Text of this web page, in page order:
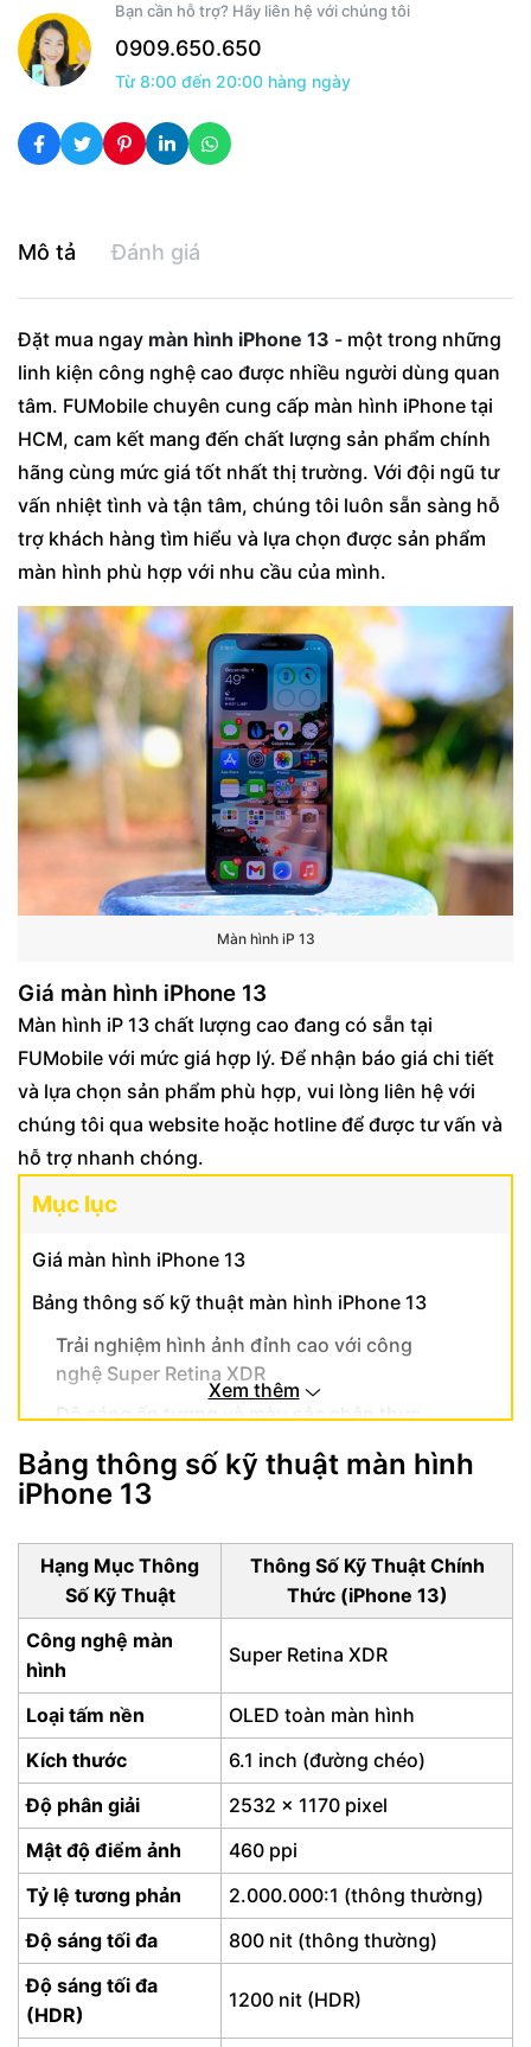
Bạn cần hỗ trợ? Hãy liên hệ với chúng tôi
0909.650.650
Từ 8:00 đến 20:00 hàng ngày
Mô tả Đánh giá
Đặt mua ngay màn hình iPhone 13 - một trong những
linh kiện công nghệ cao được nhiều người dùng quan
tâm. FUMobile chuyên cung cấp màn hình iPhone tại
HCM, cam kết mang đến chất lượng sản phẩm chính
hãng cùng mức giá tốt nhất thị trường. Với đội ngũ tư
vấn nhiệt tình và tận tâm, chúng tôi luôn sẵn sàng hỗ
trợ khách hàng tìm hiểu và lựa chọn được sản phẩm
màn hình phù hợp với nhu cầu của mình.
Màn hình iP 13
Giá màn hình iPhone 13
Màn hình iP 13 chất lượng cao đang có sẵn tại
FUMobile với mức giá hợp lý. Để nhận báo giá chi tiết
và lựa chọn sản phẩm phù hợp, vui lòng liên hệ với
chúng tôi qua website hoặc hotline để được tư vấn và
hỗ trợ nhanh chóng.
Mục lục
Giá màn hình iPhone 13
Bảng thông số kỹ thuật màn hình iPhone 13
Trải nghiệm hình ảnh đỉnh cao với công
nghệ Super Retina XDR
Độ sáng ấn tượng và màu sắc chân thực
Độ bền vượt trội và tương tác mượt mà của
màn hình iPhone 13
Xem thêm
Bảng thông số kỹ thuật màn hình
iPhone 13
Hạng Mục Thông
Số Kỹ Thuật
Thông Số Kỹ Thuật Chính
Thức (iPhone 13)
Công nghệ màn
hình
Super Retina XDR
Loại tấm nền
OLED toàn màn hình
Kích thước
6.1 inch (đường chéo)
Độ phân giải
2532 x 1170 pixel
Mật độ điểm ảnh
460 ppi
Tỷ lệ tương phản
2.000.000:1 (thông thường)
Độ sáng tối đa
800 nit (thông thường)
Độ sáng tối đa
(HDR)
1200 nit (HDR)